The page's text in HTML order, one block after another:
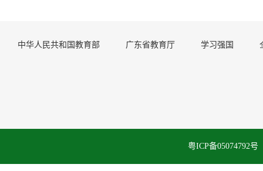
中华人民共和国教育部 广东省教育厅 学习强国
粤ICP备05074792